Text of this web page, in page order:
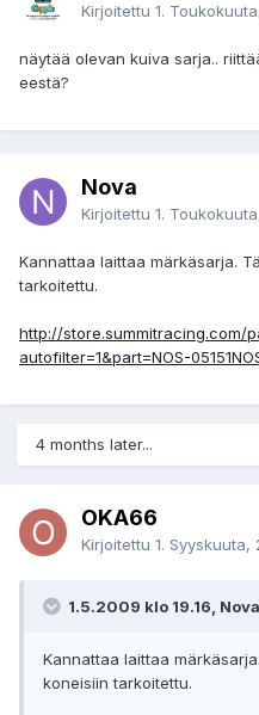
Kirjoitettu 1.
näytää olevan kuiva sarja..
eestä?
Nova
Kirjoitettu 1.
Kannattaa laittaa märkäsarja.
tarkoitettu.
http://store.summitracing.com/
autofilter=1&part=NOS-
4 months later...
OKA66
Kirjoitettu 1. Syyskuuta,
1.5.2009 klo 19.16,
Kannattaa laittaa
koneisiin tarkoitettu.